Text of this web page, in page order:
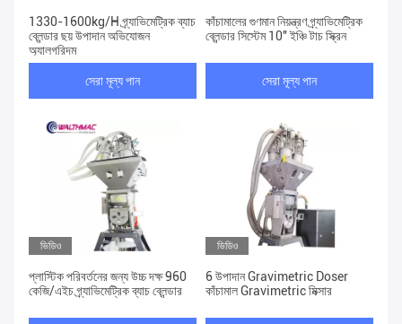
1330-1600kg/H গ্র্যাভিমেট্রিক ব্যাচ
ব্লেন্ডার ছয় উপাদান অভিযোজন
অ্যালগরিদম
সেরা মূল্য পান
কাঁচামালের গুণমান নিয়ন্ত্রণ গ্র্যাভিমেট্রিক
ব্লেন্ডার সিস্টেম 10'' ইঞ্চি টাচ স্ক্রিন
সেরা মূল্য পান
ভিডিও
প্লাস্টিক পরিবর্তনের জন্য উচ্চ দক্ষ 960
কেজি/এইচ গ্র্যাভিমেট্রিক ব্যাচ ব্লেন্ডার
ভিডিও
6 উপাদান Gravimetric Doser
কাঁচামাল Gravimetric মিক্সার